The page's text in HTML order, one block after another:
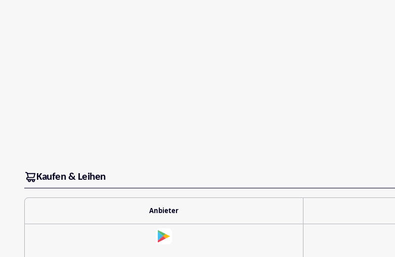
Kaufen & Leihen
Anbieter